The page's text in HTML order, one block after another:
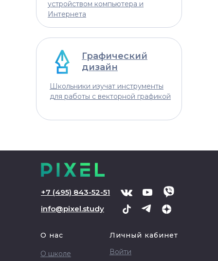
устройством компьютера и
Интернета
Школьники изучат инструменты
для работы с векторной графикой
Графический
дизайн
+7 (495) 843-52-51
info@pixel.study
О нас
О школе
Личный кабинет
Войти